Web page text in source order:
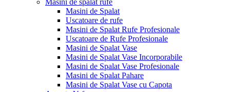
Masini de spalat rufe
Masini de Spalat
Uscatoare de rufe
Masini de Spalat Rufe Profesionale
Uscatoare de Rufe Profesionale
Masini de Spalat Vase
Masini de Spalat Vase Incorporabile
Masini de Spalat Vase Profesionale
Masini de Spalat Pahare
Masini de Spalat Vase cu Capota